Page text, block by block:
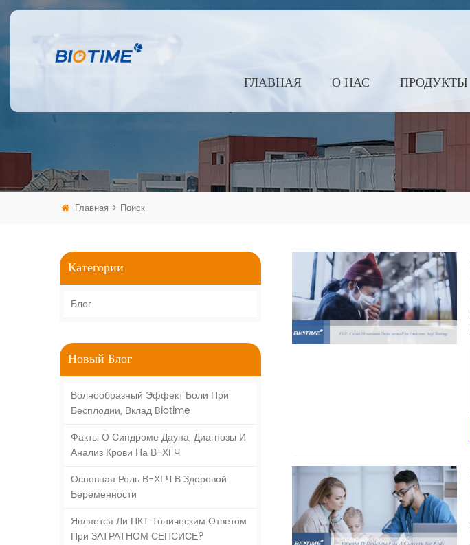
ГЛАВНАЯ О НАС ПРОДУКТЫ
Главная Поиск
Категории
Блог
Новый Блог
Волнообразный Эффект Боли При
Бесплодии, Вклад Biotime
Факты О Синдроме Дауна, Диагнозы И
Анализ Крови На Β-ХГЧ
Основная Роль Β-ХГЧ В Здоровой
Беременности
Является Ли ПКТ Тоническим Ответом
При ЗАТРАТНОМ СЕПСИСЕ?